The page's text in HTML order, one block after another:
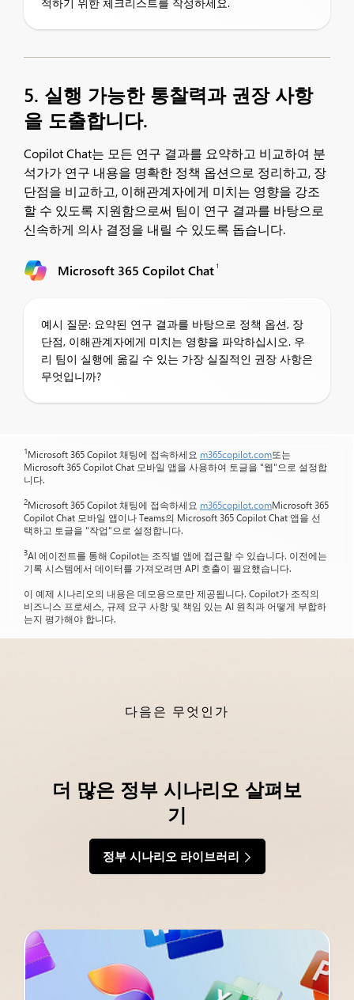
5. 실행 가능한 통찰력과 권장 사항
을 도출합니다.
Copilot Chat는 모든 연구 결과를 요약하고 비교하여 분
석가가 연구 내용을 명확한 정책 옵션으로 정리하고, 장
단점을 비교하고, 이해관계자에게 미치는 영향을 강조
할 수 있도록 지원함으로써 팀이 연구 결과를 바탕으로
신속하게 의사 결정을 내릴 수 있도록 돕습니다.
Microsoft 365 Copilot Chat 1
예시 질문: 요약된 연구 결과를 바탕으로 정책 옵션, 장
단점, 이해관계자에게 미치는 영향을 파악하십시오. 우
리 팀이 실행에 옮길 수 있는 가장 실질적인 권장 사항은
무엇입니까?
1Microsoft 365 Copilot 채팅에 접속하세요 m365copilot.com또는
Microsoft 365 Copilot Chat 모바일 앱을 사용하여 토글을 "웹"으로 설정합
니다.
2Microsoft 365 Copilot 채팅에 접속하세요 m365copilot.comMicrosoft 365
Copilot Chat 모바일 앱이나 Teams의 Microsoft 365 Copilot Chat 앱을 선
택하고 토글을 "작업"으로 설정합니다.
3AI 에이전트를 통해 Copilot는 조직별 앱에 접근할 수 있습니다. 이전에는
기록 시스템에서 데이터를 가져오려면 API 호출이 필요했습니다.
이 예제 시나리오의 내용은 데모용으로만 제공됩니다. Copilot가 조직의
비즈니스 프로세스, 규제 요구 사항 및 책임 있는 AI 원칙과 어떻게 부합하
는지 평가해야 합니다.
다음은 무엇인가
더 많은 정부 시나리오 살펴보
기
정부 시나리오 라이브러리